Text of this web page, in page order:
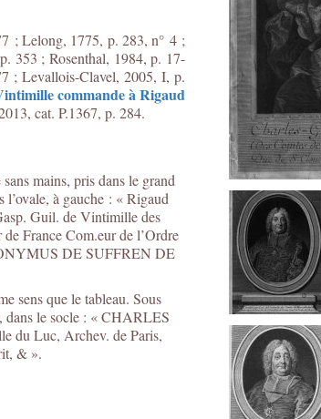
; Lelong, 1775, p. 283, n° 4 ;
353 ; Rosenthal, 1984, p. 17-
; Levallois-Clavel, 2005, I, p.
commande à Rigaud
cat. P.1367, p. 284.
mains, pris dans le grand
à gauche : « Rigaud
Guil. de Vintimille des
France Com.eur de l’Ordre
DE SUFFREN DE
sens que le tableau. Sous
dans le socle : « CHARLES
du Luc, Archev. de Paris,
& ».